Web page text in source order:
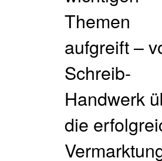
Themen
aufgreift –
Schreib-
Handwerk
die